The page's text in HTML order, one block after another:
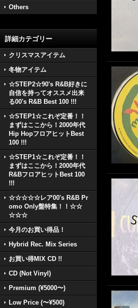
Others
詳細カテゴリー
クリスマスアイテム
冬物アイテム
☆STEP2☆90's R&B好きに
自信を持ってオススメ出来
る00's R&B Best 100 !!!
☆STEP1☆これぞ定番！！
まずはここから！2000年代
Hip HopフロアヒットBest
100 !!!
☆STEP1☆これぞ定番！！
まずはここから！2000年代
R&BフロアヒットBest 100
!!!
☆☆☆☆☆レア00's R&B Pr
omo Only盤特集！！☆☆
☆☆☆
今月のお買い得品！
Hybrid Rec. Mix Series
お買い得MIX CD !!
CD (Not Vinyl)
Premium (¥5000〜)
Low Price (〜¥500)